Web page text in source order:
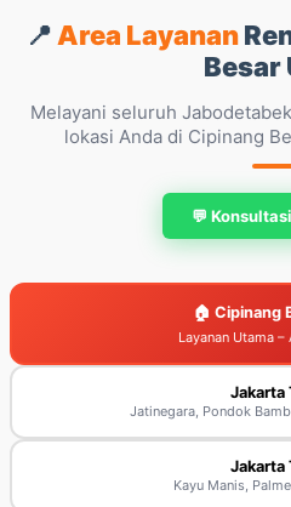
📍 Area Layanan
Besar
Melayani seluruh
lokasi Anda di Cipinang
💬
🏠 Cipinang
Layanan Utama –
Jakarta
Jatinegara, Pondok
Jakarta
Kayu Manis,